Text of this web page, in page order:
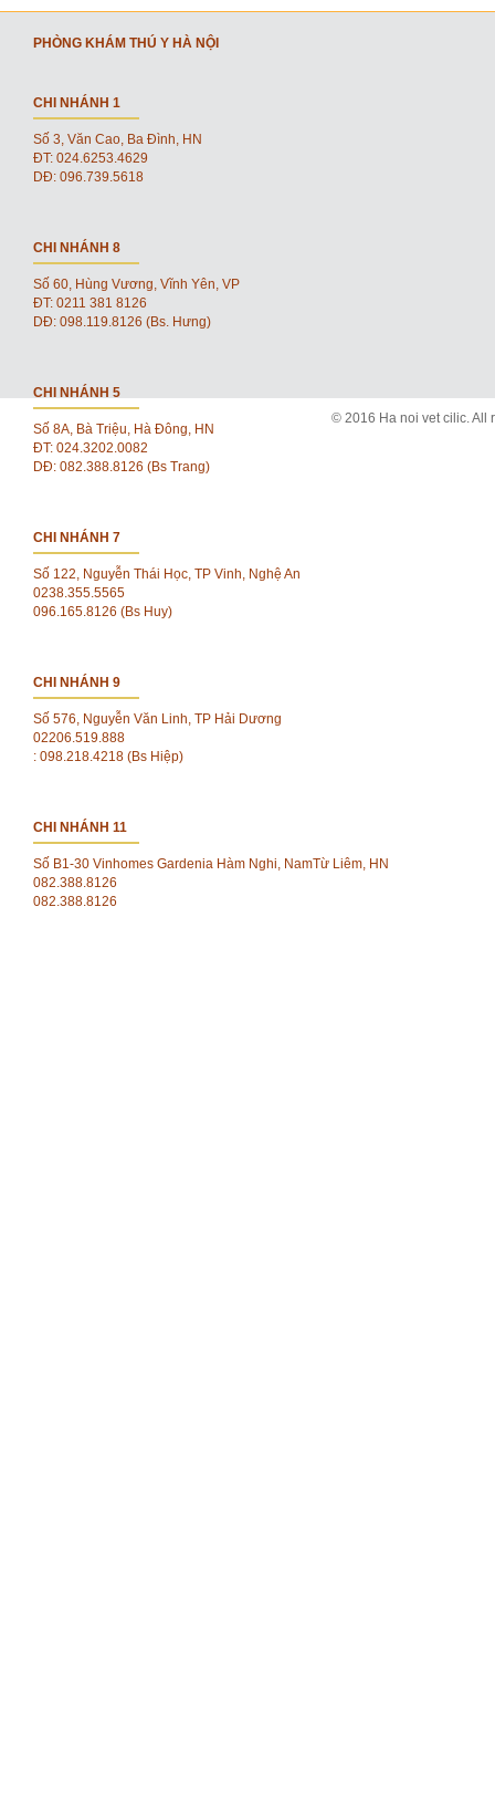
PHÒNG KHÁM THÚ Y HÀ NỘI
CHI NHÁNH 1
Số 3, Văn Cao, Ba Đình, HN
ĐT: 024.6253.4629
DĐ: 096.739.5618
CHI NHÁNH 8
Số 60, Hùng Vương, Vĩnh Yên, VP
ĐT: 0211 381 8126
DĐ: 098.119.8126 (Bs. Hưng)
CHI NHÁNH 5
Số 8A, Bà Triệu, Hà Đông, HN
ĐT: 024.3202.0082
DĐ: 082.388.8126 (Bs Trang)
CHI NHÁNH 7
Số 122, Nguyễn Thái Học, TP Vinh, Nghệ An
0238.355.5565
096.165.8126 (Bs Huy)
CHI NHÁNH 9
Số 576, Nguyễn Văn Linh, TP Hải Dương
02206.519.888
: 098.218.4218 (Bs Hiệp)
CHI NHÁNH 11
Số B1-30 Vinhomes Gardenia Hàm Nghi, NamTừ Liêm, HN
082.388.8126
082.388.8126
© 2016 Ha noi vet cilic. All